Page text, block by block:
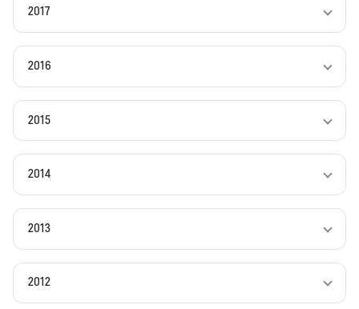
2017
2016
2015
2014
2013
2012